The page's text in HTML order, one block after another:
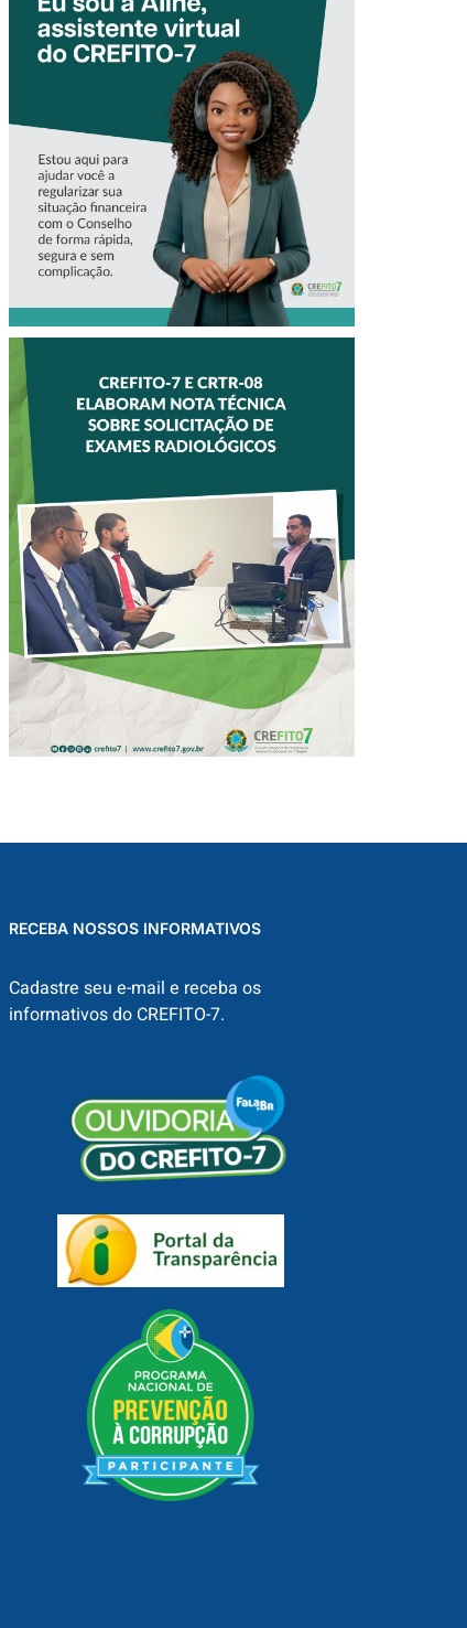
CONHEÇA A
‘ALINE’,
ASSISTENTE
VIRTUAL DO
CREFITO-7
CREFITO-7 E
CRTR-08 INICIAM
NOTA TÉCNICA
SOLICITAÇÃO DE
EXAMES
RADIOLÓGICOS
RECEBA NOSSOS INFORMATIVOS
Cadastre seu e-mail e receba os
informativos do CREFITO-7.